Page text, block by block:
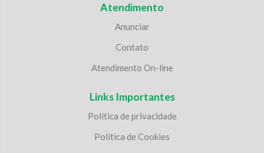
Atendimento
Anunciar
Contato
Atendimento On-line
Links Importantes
Política de privacidade
Política de Cookies